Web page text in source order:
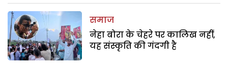
समाज
नेहा बोरा के चेहरे पर कालिख नहीं,
यह संस्कृति की गंदगी है